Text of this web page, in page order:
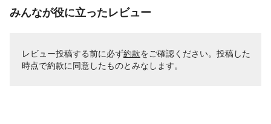
みんなが役に立ったレビュー
レビュー投稿する前に必ず約款をご確認ください。投稿した
時点で約款に同意したものとみなします。